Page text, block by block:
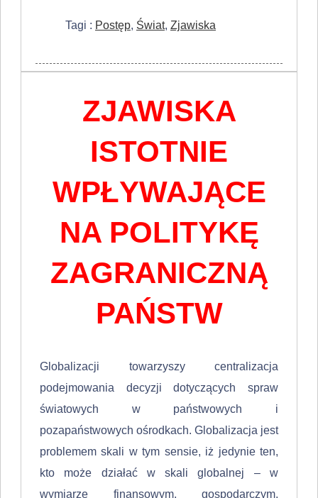
Tagi : Postęp, Świat, Zjawiska
ZJAWISKA
ISTOTNIE
WPŁYWAJĄCE
NA POLITYKĘ
ZAGRANICZNĄ
PAŃSTW
Globalizacji towarzyszy centralizacja
podejmowania decyzji dotyczą­cych spraw
światowych w państwowych i
pozapaństwowych ośrodkach. Globalizacja jest
problemem skali w tym sensie, iż jedynie ten,
kto może działać w skali globalnej – w
wymiarze finansowym, gospodarczym,